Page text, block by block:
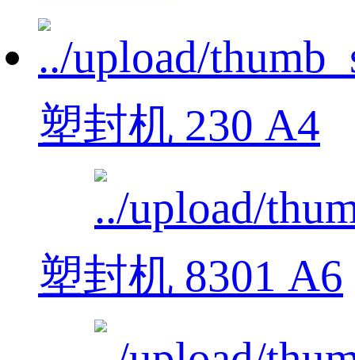
塑封机 230 A4
塑封机 8301 A6